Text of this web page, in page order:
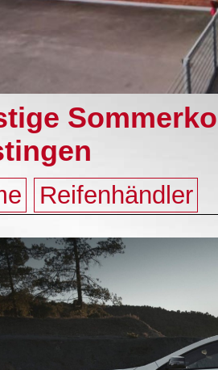
Reifenhändler